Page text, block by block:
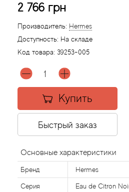
2 766 грн
Производитель: Hermes
Доступность: На складе
Код товара: 39253-005
Купить
Быстрый заказ
Основные характеристики
Бренд Hermes
Серия Eau de Citron
Afnan
Agatha Ruiz de la Prada
Agonist
Aigner
Aj Arabia (Widian)
Ajmal
Al Haramain